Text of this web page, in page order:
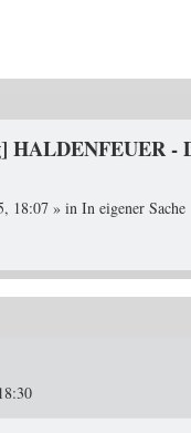
HALDENFEUER -
18:07 » in In eigener Sache